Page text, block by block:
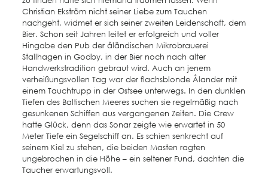
Christian Ekström nicht seiner Liebe zum Tauchen
nachgeht, widmet er sich seiner zweiten Leidenschaft, dem
Bier. Schon seit Jahren leitet er erfolgreich und voller
Hingabe den Pub der åländischen Mikrobrauerei
Stallhagen in Godby, in der Bier noch nach alter
Handwerkstradition gebraut wird. Auch an jenem
verheißungsvollen Tag war der flachsblonde Ålander mit
einem Tauchtrupp in der Ostsee unterwegs. In den dunklen
Tiefen des Baltischen Meeres suchen sie regelmäßig nach
gesunkenen Schiffen aus vergangenen Zeiten. Die Crew
hatte Glück, denn das Sonar zeigte wie erwartet in 50
Meter Tiefe ein Segelschiff an. Es schien senkrecht auf
seinem Kiel zu stehen, die beiden Masten ragten
ungebrochen in die Höhe – ein seltener Fund, dachten die
Taucher erwartungsvoll.